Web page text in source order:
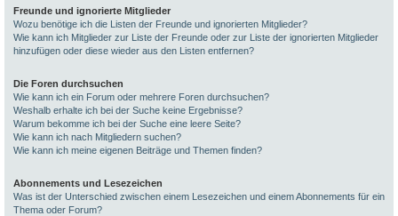
Freunde und ignorierte Mitglieder
Wozu benötige ich die Listen der Freunde und ignorierten Mitglieder?
Wie kann ich Mitglieder zur Liste der Freunde oder zur Liste der ignorierten Mitglieder
hinzufügen oder diese wieder aus den Listen entfernen?
Die Foren durchsuchen
Wie kann ich ein Forum oder mehrere Foren durchsuchen?
Weshalb erhalte ich bei der Suche keine Ergebnisse?
Warum bekomme ich bei der Suche eine leere Seite?
Wie kann ich nach Mitgliedern suchen?
Wie kann ich meine eigenen Beiträge und Themen finden?
Abonnements und Lesezeichen
Was ist der Unterschied zwischen einem Lesezeichen und einem Abonnements für ein
Thema oder Forum?